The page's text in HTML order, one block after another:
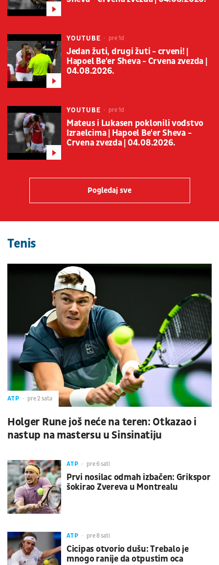
YOUTUBE pre 1d
Jedan žuti, drugi žuti - crveni! |
Hapoel Be'er Sheva - Crvena zvezda |
04.08.2026.
YOUTUBE pre 1d
Mateus i Lukasen poklonili vođstvo
Izraelcima | Hapoel Be'er Sheva -
Crvena zvezda | 04.08.2026.
Pogledaj sve
Tenis
ATP pre 2 sata
Holger Rune još neće na teren: Otkazao i
nastup na mastersu u Sinsinatiju
ATP pre 6 sati
Prvi nosilac odmah izbačen: Grikspor
šokirao Zvereva u Montrealu
ATP pre 8 sati
Cicipas otvorio dušu: Trebalo je
mnogo ranije da otpustim oca